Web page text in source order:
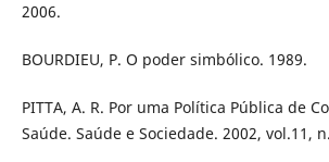
2006.
BOURDIEU, P. O poder simbólico. 1989.
PITTA, A. R. Por uma Política Pública de
Saúde. Saúde e Sociedade. 2002, vol.11,